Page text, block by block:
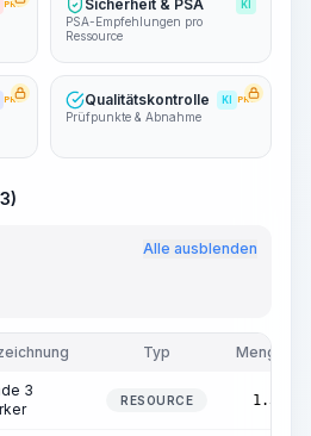
PRO Sicherheit & PSA KI
PSA-Empfehlungen pro
Ressource
PRO Qualitätskontrolle KI PRO
Prüfpunkte & Abnahme
Alle ausblenden
Typ Menge
3
RESOURCE 1.53